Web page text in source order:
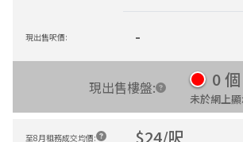
現出售呎價: -
現出售樓盤: 0個
未於網上
至8月租務成交均價: $24/呎